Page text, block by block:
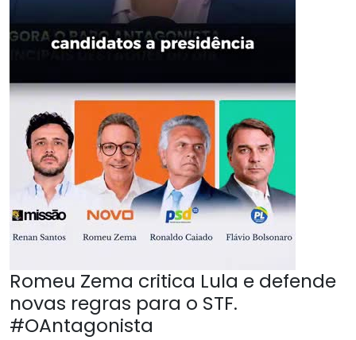
Romeu Zema critica Lula e defende
novas regras para o STF.
#OAntagonista